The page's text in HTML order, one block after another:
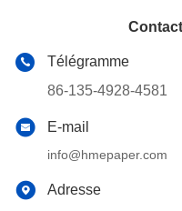
Télégramme
86-135-4928-4581
E-mail
info@hmepaper.com
Adresse